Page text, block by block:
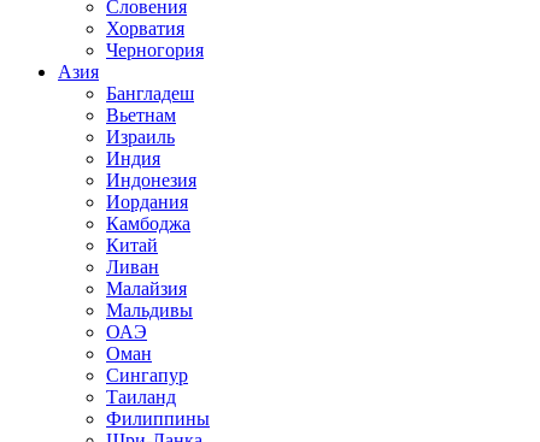
Словения
Хорватия
Черногория
Азия
Бангладеш
Вьетнам
Израиль
Индия
Индонезия
Иордания
Камбоджа
Китай
Ливан
Малайзия
Мальдивы
ОАЭ
Оман
Сингапур
Таиланд
Филиппины